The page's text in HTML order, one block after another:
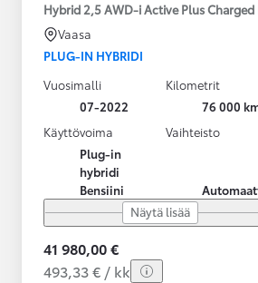
Hybrid 2,5 AWD-i Active Plus Charged
Vaasa
PLUG-IN HYBRIDI
Vuosimalli
07-2022
Kilometrit
76 000
Käyttövoima
Plug-in
hybridi
Bensiini
Vaihteisto
Näytä lisää
41 980,00 €
493,33 € / kk